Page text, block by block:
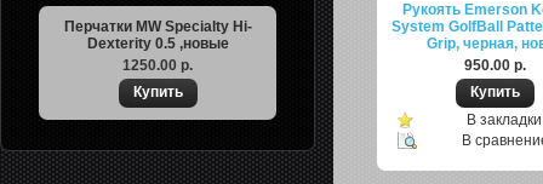
Перчатки MW Specialty Hi-
Dexterity 0.5 ,новые
1250.00 р.
Рукоять Emerson
System GolfBall
Grip, черная,
950.00 р.
В закладки
В